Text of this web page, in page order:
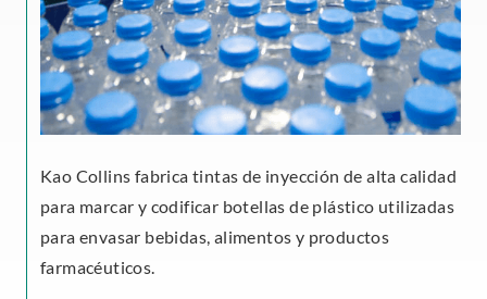
Kao Collins fabrica tintas de inyección de alta calidad
para marcar y codificar botellas de plástico utilizadas
para envasar bebidas, alimentos y productos
farmacéuticos.